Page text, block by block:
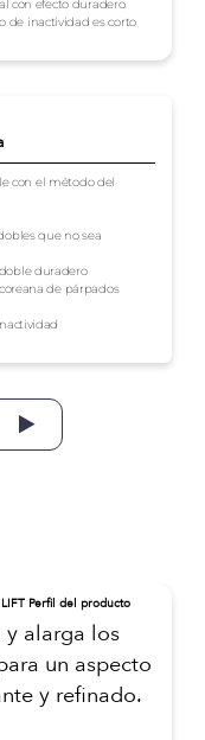
con el método del
que no sea
duradero
de párpados
con efecto duradero.
de inactividad es corto
LIFT Perfil del producto
y alarga los
un aspecto
y refinado.